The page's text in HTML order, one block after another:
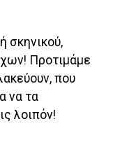
σκηνικού,
Προτιμάμε
που
να τα
λοιπόν!